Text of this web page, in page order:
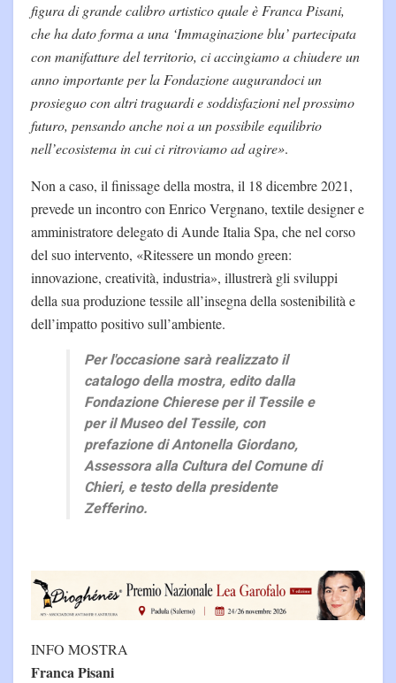
figura di grande calibro artistico quale è Franca Pisani,
che ha dato forma a una ‘Immaginazione blu’ partecipata
con manifatture del territorio, ci accingiamo a chiudere un
anno importante per la Fondazione augurandoci un
prosieguo con altri traguardi e soddisfazioni nel prossimo
futuro, pensando anche noi a un possibile equilibrio
nell’ecosistema in cui ci ritroviamo ad agire».
Non a caso, il finissage della mostra, il 18 dicembre 2021,
prevede un incontro con Enrico Vergnano, textile designer e
amministratore delegato di Aunde Italia Spa, che nel corso
del suo intervento, «Ritessere un mondo green:
innovazione, creatività, industria», illustrerà gli sviluppi
della sua produzione tessile all’insegna della sostenibilità e
dell’impatto positivo sull’ambiente.
Per l'occasione sarà realizzato il
catalogo della mostra, edito dalla
Fondazione Chierese per il Tessile e
per il Museo del Tessile, con
prefazione di Antonella Giordano,
Assessora alla Cultura del Comune di
Chieri, e testo della presidente
Zefferino.
INFO MOSTRA
Franca Pisani